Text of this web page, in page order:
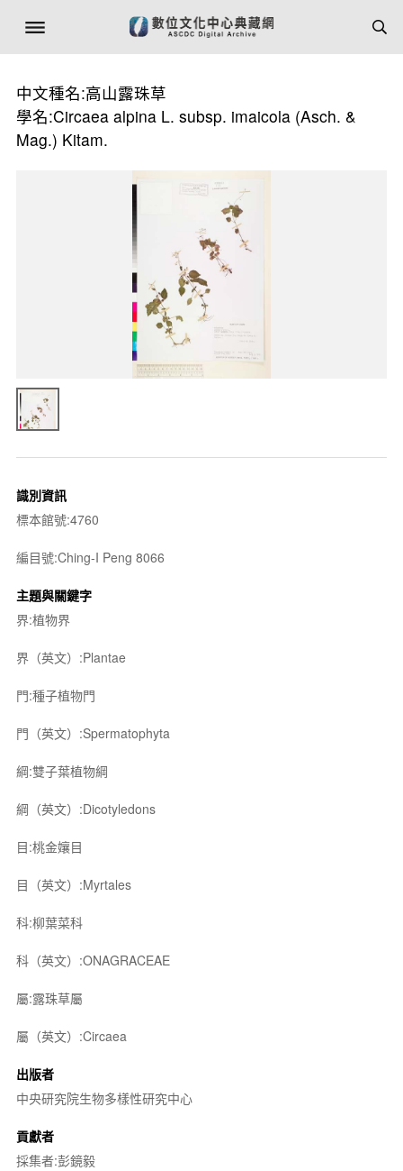
中文種名:高山露珠草
學名:Circaea alpina L. subsp. imaicola (Asch. &
Mag.) Kitam.
識別資訊
標本館號:4760
編目號:Ching-I Peng 8066
主題與關鍵字
界:植物界
界（英文）:Plantae
門:種子植物門
門（英文）:Spermatophyta
綱:雙子葉植物綱
綱（英文）:Dicotyledons
目:桃金孃目
目（英文）:Myrtales
科:柳葉菜科
科（英文）:ONAGRACEAE
屬:露珠草屬
屬（英文）:Circaea
出版者
中央研究院生物多樣性研究中心
貢獻者
採集者:彭鏡毅